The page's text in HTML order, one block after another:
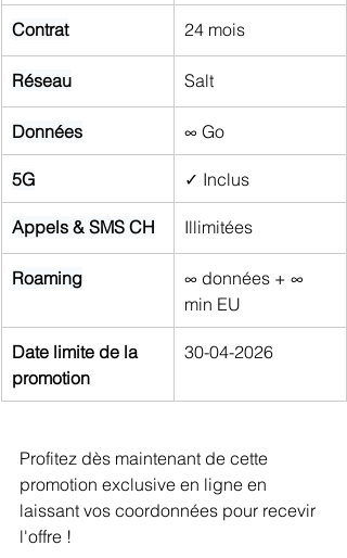
Contrat 24 mois
Réseau Salt
Données ∞ Go
5G ✓ Inclus
Appels & SMS CH Illimitées
Roaming
∞ données + ∞
min EU
Date limite de la
promotion
30-04-2026
Profitez dès maintenant de cette
promotion exclusive en ligne en
laissant vos coordonnées pour recevir
l'offre !